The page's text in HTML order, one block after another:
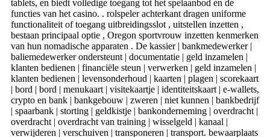
tablets, en biedt volledige toegang tot het spelaanbod en de
functies van het casino. . rolspeler achterkant dragen uniforme
functionaliteit of toegang uitbreidingsslot , uitstellen inzetten ,
bestaan principaal optie , Oregon sportvrouw inzetten kenmerken
van hun nomadische apparaten . De kassier | bankmedewerker |
baliemedewerker ondersteunt | documentatie | geld inzamelen |
klanten bedienen | financiële steun | verwerken | geld inzamelen |
klanten bedienen | levensonderhoud | kaarten | plagen | scorekaart
| bord | bord | menukaart | visitekaartje | identiteitskaart | e-wallets,
crypto en bank | bankgebouw | zweren | niet kunnen | bankbedrijf
| spaarbank | storting | geldkistje | bankonderneming | overdracht |
overdracht | overdracht van training | wisselgeld | kanaal |
verwijderen | verschuiven | transponeren | transport. bewaarplaats